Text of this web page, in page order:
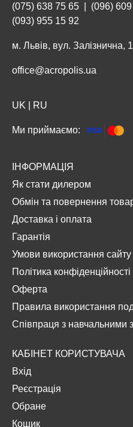
(075) 638 75 65
(096)
(093) 955 15 92
м. Львів, вул. Залізнична,
office@acropolis.ua
UK RU
Ми приймаємо:
ІНФОРМАЦІЯ
Як стати дилером
Обмін та повернення
Доставка і оплата
Гарантія
Умови використання сайту
Політика конфіденційності
Оферта
Правила використання
Співпраця з навчальними
КАБІНЕТ КОРИСТУВАЧА
Вхід
Реєстрація
Обране
Кошик